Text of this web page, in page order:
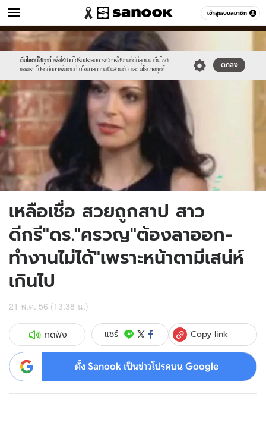
เข้าสู่ระบบสมาชิก
ข่าว หมวดอื่นๆ
เว็บไซต์นี้ใช้คุกกี้ เพื่อให้ท่านได้รับประสบการณ์การใช้งานที่ดีที่สุดบน เว็บไซต์
ของเรา โปรดศึกษาเพิ่มเติมที่ นโยบายความเป็นส่วนตัว และ นโยบายคุกกี้
ตกลง
Sanook
//s.isanook.com/sr/0/images/logo-
new-
sanook.png
600
60
//s.isanook.com/ns/0/ud/237/1187189/1.jpg
เหลือเชื่อ สวยถูกสาป สาว
ดีกรี"ดร."ครวญ"ต้องลาออก-
ทำงานไม่ได้"เพราะหน้าตามีเสน่ห์
เกินไป
21 พ.ค. 56 (13:38 น.)
กดฟัง แชร์ Copy link
ตั้ง Sanook เป็นข่าวโปรดบน Google